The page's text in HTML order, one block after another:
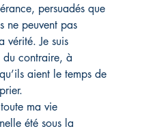
persuadés que
ne peuvent pas
vérité. Je suis
du contraire, à
aient le temps de
ma vie
été sous la